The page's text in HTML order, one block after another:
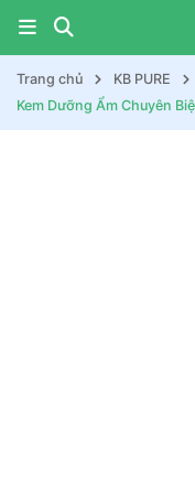
Trang chủ KB PURE
Kem Dưỡng Ẩm Chuyên